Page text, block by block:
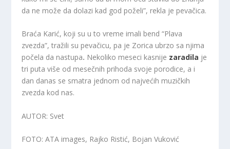
da ne može da dolazi kad god poželi”, rekla je pevačica.
Braća Karić, koji su u to vreme imali bend “Plava
zvezda”, tražili su pevačicu, pa je Zorica ubrzo sa njima
počela da nastupa. Nekoliko meseci kasnije zaradila je
tri puta više od mesečnih prihoda svoje porodice, a i
dan danas se smatra jednom od najvećih muzičkih
zvezda kod nas.
AUTOR: Svet
FOTO: ATA images, Rajko Ristić, Bojan Vuković